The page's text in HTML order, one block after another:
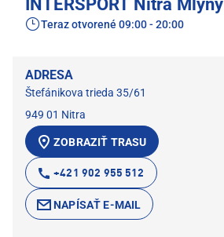
INTERSPORT Nitra Mlyny
Teraz otvorené 09:00 - 20:00
ADRESA
Štefánikova trieda 35/61
949 01 Nitra
ZOBRAZIŤ TRASU
+421 902 955 512
NAPÍSAŤ E-MAIL